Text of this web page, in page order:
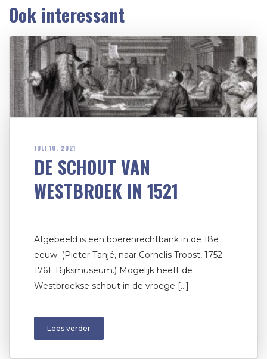
Ook interessant
JULI 10, 2021
DE SCHOUT VAN
WESTBROEK IN 1521
Afgebeeld is een boerenrechtbank in de 18e
eeuw. (Pieter Tanjé, naar Cornelis Troost, 1752 –
1761. Rijksmuseum.) Mogelijk heeft de
Westbroekse schout in de vroege […]
Lees verder